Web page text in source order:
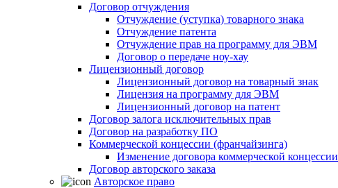
Договор отчуждения
Отчуждение (уступка) товарного знака
Отчуждение патента
Отчуждение прав на программу для ЭВМ
Договор о передаче ноу-хау
Лицензионный договор
Лицензионный договор на товарный знак
Лицензия на программу для ЭВМ
Лицензионный договор на патент
Договор залога исключительных прав
Договор на разработку ПО
Коммерческой концессии (франчайзинга)
Изменение договора коммерческой концессии
Договор авторского заказа
Авторское право